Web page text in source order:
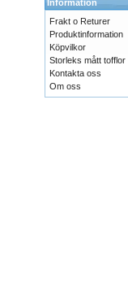
Information
Frakt o Returer
Produktinformation
Köpvilkor
Storleks mått tofflor
Kontakta oss
Om oss